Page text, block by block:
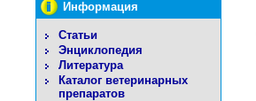
Информация
Статьи
Энциклопедия
Литература
Каталог ветеринарных
препаратов